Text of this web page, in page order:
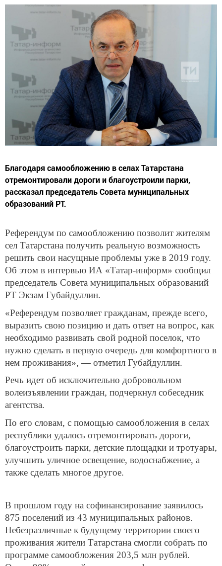
Благодаря самообложению в селах Татарстана
отремонтировали дороги и благоустроили парки,
рассказал председатель Совета муниципальных
образований РТ.
Референдум по самообложению позволит жителям
сел Татарстана получить реальную возможность
решить свои насущные проблемы уже в 2019 году.
Об этом в интервью ИА «Татар-информ» сообщил
председатель Совета муниципальных образований
РТ Экзам Губайдуллин.
«Референдум позволяет гражданам, прежде всего,
выразить свою позицию и дать ответ на вопрос, как
необходимо развивать свой родной поселок, что
нужно сделать в первую очередь для комфортного в
нем проживания», — отметил Губайдуллин.
Речь идет об исключительно добровольном
волеизъявлении граждан, подчеркнул собеседник
агентства.
По его словам, с помощью самообложения в селах
республики удалось отремонтировать дороги,
благоустроить парки, детские площадки и тротуары,
улучшить уличное освещение, водоснабжение, а
также сделать многое другое.
В прошлом году на софинансирование заявилось
875 поселений из 43 муниципальных районов.
Небезразличные к будущему территории своего
проживания жители Татарстана смогли собрать по
программе самообложения 203,5 млн рублей.